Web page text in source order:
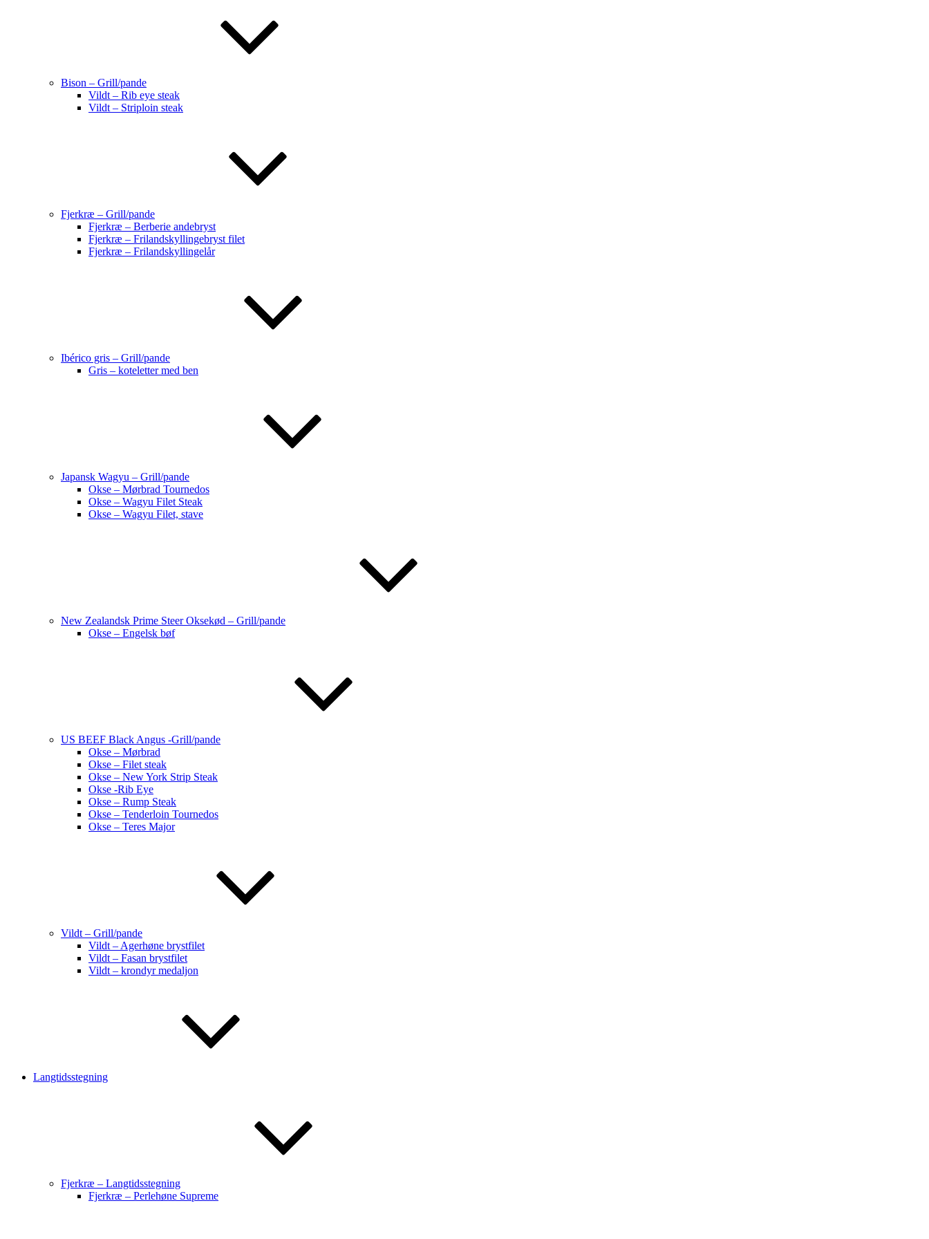
Bison – Grill/pande
Vildt – Rib eye steak
Vildt – Striploin steak
Fjerkræ – Grill/pande
Fjerkræ – Berberie andebryst
Fjerkræ – Frilandskyllingebryst filet
Fjerkræ – Frilandskyllingelår
Ibérico gris – Grill/pande
Gris – koteletter med ben
Japansk Wagyu – Grill/pande
Okse – Mørbrad Tournedos
Okse – Wagyu Filet Steak
Okse – Wagyu Filet, stave
New Zealandsk Prime Steer Oksekød – Grill/pande
Okse – Engelsk bøf
US BEEF Black Angus -Grill/pande
Okse – Mørbrad
Okse – Filet steak
Okse – New York Strip Steak
Okse -Rib Eye
Okse – Rump Steak
Okse – Tenderloin Tournedos
Okse – Teres Major
Vildt – Grill/pande
Vildt – Agerhøne brystfilet
Vildt – Fasan brystfilet
Vildt – krondyr medaljon
Langtidsstegning
Fjerkræ – Langtidsstegning
Fjerkræ – Perlehøne Supreme